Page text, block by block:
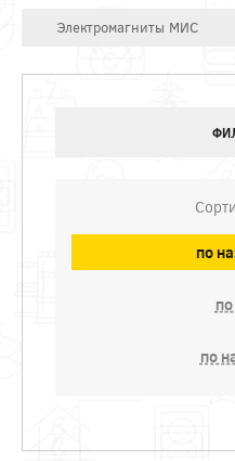
Электромагниты МИС
по
по